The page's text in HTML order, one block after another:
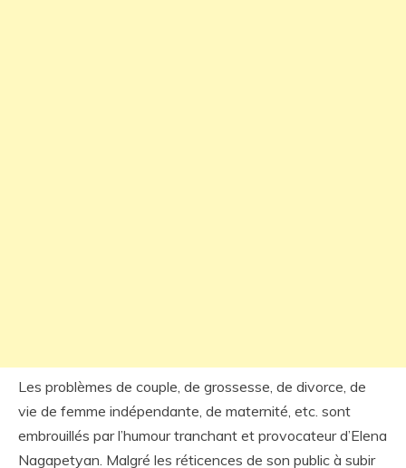
Les problèmes de couple, de grossesse, de divorce, de
vie de femme indépendante, de maternité, etc. sont
embrouillés par l’humour tranchant et provocateur d’Elena
Nagapetyan. Malgré les réticences de son public à subir